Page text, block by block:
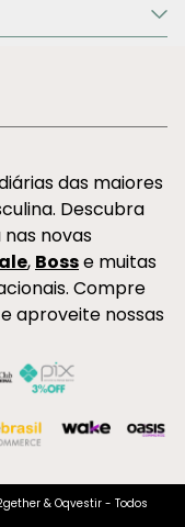
das maiores
Descubra
novas
, Bosse muitas
Compre
aproveite nossas
& Oqvestir - Todos